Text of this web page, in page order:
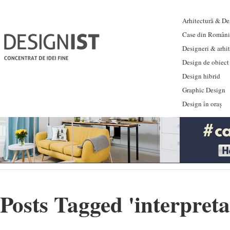
Arhitectură &
Case din
Designeri &
Design de obiect
Design hibrid
Graphic Design
Design în oraș
Posts Tagged '